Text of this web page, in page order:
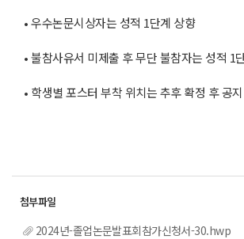
• 우수논문시상자는 성적 1단계 상향
• 불참사유서 미제출 후 무단 불참자는 성적 1
• 학생별 포스터 부착 위치는 추후 확정 후 공
2024년-졸업논문발표회참가신청서-30.hwp